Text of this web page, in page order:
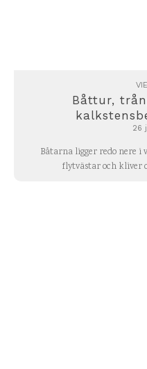
Båttur,
26
Båtarna ligger redo nere i
flytvästar och kliver